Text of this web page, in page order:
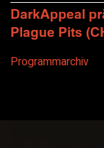
DarkAppeal
Plague Pits
Programmarchiv